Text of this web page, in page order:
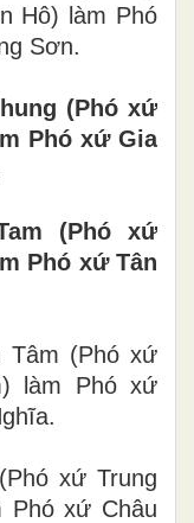
Hô) làm Phó
Sơn.
(Phó xứ
Phó xứ Gia
(Phó xứ
Phó xứ Tân
Tâm (Phó xứ
làm Phó xứ
xứ Trung
Phó xứ Châu